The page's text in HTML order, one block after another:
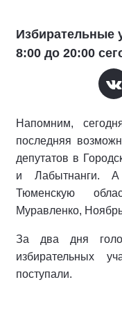
Избирательные
8:00 до 20:00
Напомним,
последняя
депутатов в
и Лабытнанги.
Тюменскую
Муравленко,
За два дня
избирательных
поступали.